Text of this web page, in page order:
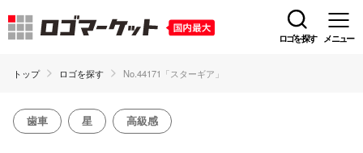
ロゴを探す メニュー
トップ ロゴを探す No.44171「スターギア」
歯車 星 高級感